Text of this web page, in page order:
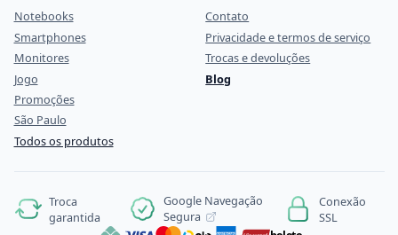
Notebooks
Smartphones
Monitores
Jogo
Promoções
São Paulo
Todos os produtos
Contato
Privacidade e termos de serviço
Trocas e devoluções
Blog
Troca
garantida
Google Navegação
Segura
Conexão
SSL